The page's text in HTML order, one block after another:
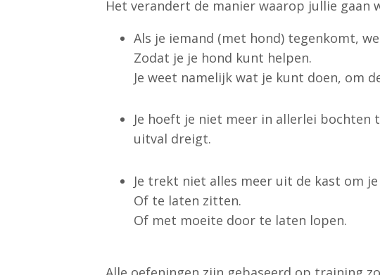
Het verandert de manier waarop jullie gaan
Als je iemand (met hond) tegenkomt,
Zodat je je hond kunt helpen.
Je weet namelijk wat je kunt doen, om
Je hoeft je niet meer in allerlei bochten
uitval dreigt.
Je trekt niet alles meer uit de kast om
Of te laten zitten.
Of met moeite door te laten lopen.